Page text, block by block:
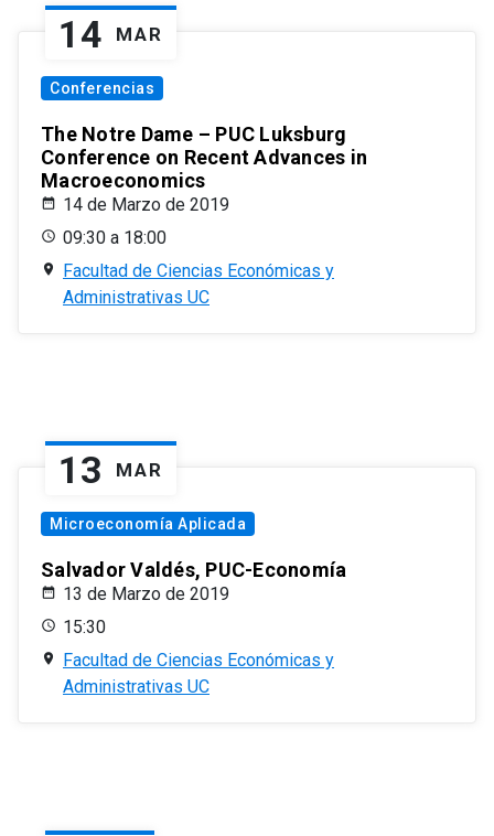
14 MAR
Conferencias
The Notre Dame – PUC Luksburg
Conference on Recent Advances in
Macroeconomics
14 de Marzo de 2019
09:30 a 18:00
Facultad de Ciencias Económicas y
Administrativas UC
13 MAR
Microeconomía Aplicada
Salvador Valdés, PUC-Economía
13 de Marzo de 2019
15:30
Facultad de Ciencias Económicas y
Administrativas UC